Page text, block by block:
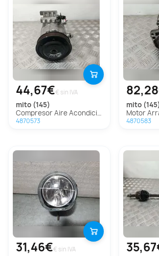
44,67€€ sin IVA
mito (145)
Compresor Aire Acondicionado Para Alfa Romeo Mito
4870573
mito
Motor
4870583
31,46€€ sin IVA